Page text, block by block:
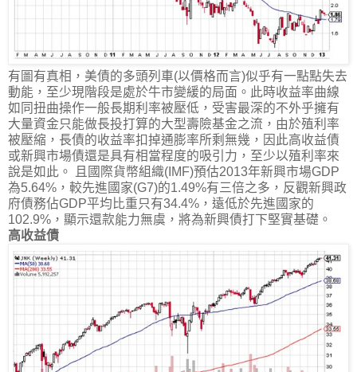
有圖有真相，美債的多頭列車(以價格而言)似乎有一點點失去
動能，至少現階段是處於牛市變緩的局面。此時收益率曲線
如同扭曲操作一般長期利率被壓低，受害最深的不外乎擁有
大量資金只能做長投打算的大型壽險基金之流，由於殖利率
被壓縮，長債的收益率扣掉通膨率所剩無幾，因此高收益債
或新興市場債還是具有相當程度的吸引力，至少以殖利率來
說是如此。 且國際貨幣組織(IMF)預估2013年新興市場GDP
為5.64%，較先進國家(G7)的1.49%有三倍之多，反觀新興政
府債務佔GDP平均比重只有34.4%，遠低於先進國家的
102.9%，顯示還款能力無虞，將為新興債打下堅實基礎。
高收益債